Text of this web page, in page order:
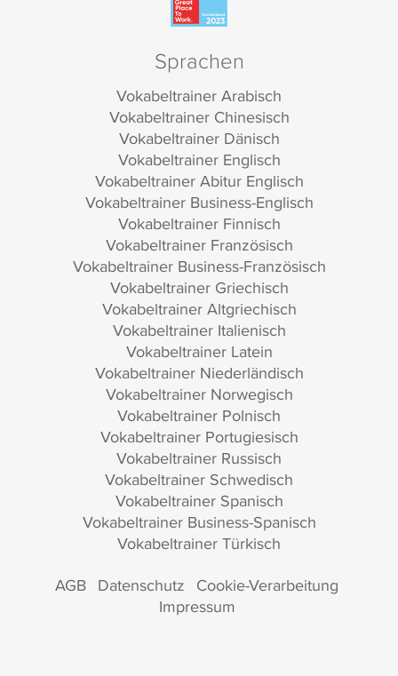
Sprachen
Vokabeltrainer Arabisch
Vokabeltrainer Chinesisch
Vokabeltrainer Dänisch
Vokabeltrainer Englisch
Vokabeltrainer Abitur Englisch
Vokabeltrainer Business-Englisch
Vokabeltrainer Finnisch
Vokabeltrainer Französisch
Vokabeltrainer Business-Französisch
Vokabeltrainer Griechisch
Vokabeltrainer Altgriechisch
Vokabeltrainer Italienisch
Vokabeltrainer Latein
Vokabeltrainer Niederländisch
Vokabeltrainer Norwegisch
Vokabeltrainer Polnisch
Vokabeltrainer Portugiesisch
Vokabeltrainer Russisch
Vokabeltrainer Schwedisch
Vokabeltrainer Spanisch
Vokabeltrainer Business-Spanisch
Vokabeltrainer Türkisch
AGB Datenschutz Cookie-Verarbeitung
Impressum